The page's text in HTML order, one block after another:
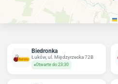
Biedronka
Łuków, ul. Międzyrzecka 72B
Otwarte do 23:30